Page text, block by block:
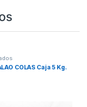
COLAS Caja 5 Kg.